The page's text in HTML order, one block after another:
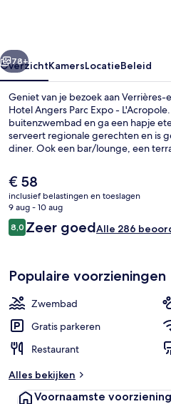
L'Acropole
Volgende
78+
OverzichtKamersLocatieBeleid
Geniet van je bezoek aan
Hotel Angers Parc Expo -
buitenzwembad en ga een hapje
serveert regionale gerechten en is
diner. Ook een bar/lounge, een
De
huidige
prijs
is
€ 58
€ 58
inclusief belastingen en toeslagen
9 aug - 10 aug
Beoordelingen
8,08,0 op 10 –
Zeer goedAlle 286
Populaire voorzieningen
Zwembad
Gratis parkeren
Restaurant
Alles bekijken
Voornaamste